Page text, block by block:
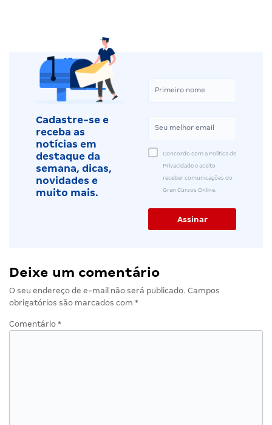
Cadastre-se e
receba as
notícias em
destaque da
semana, dicas,
novidades e
muito mais.
Concordo com a Política de
Privacidade e aceito
receber comunicações do
Gran Cursos Online.
Deixe um comentário
O seu endereço de e-mail não será publicado. Campos
obrigatórios são marcados com *
Comentário *